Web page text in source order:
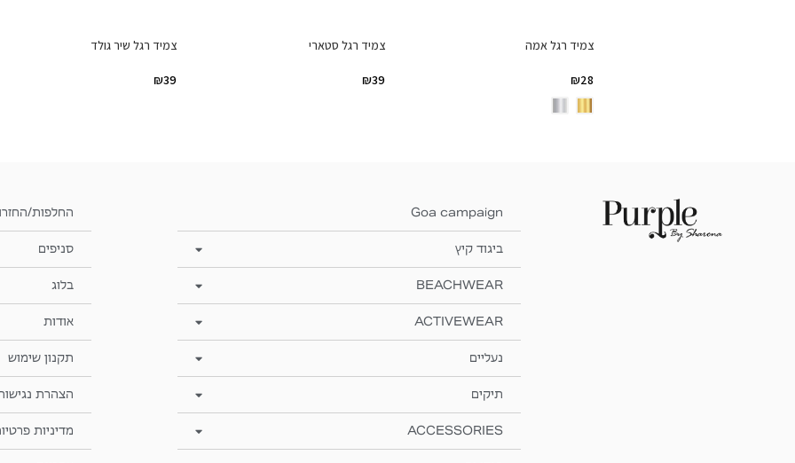
צמיד רגל אמה
₪28
צמיד רגל סטארי
₪39
צמיד רגל שיר גולד
₪39
Goa campaign
ביגוד קיץ
BEACHWEAR
ACTIVEWEAR
נעליים
תיקים
ACCESSORIES
החלפות/
סניפים
בלוג
אודות
תקנון שימוש
הצהרת
מדיניות